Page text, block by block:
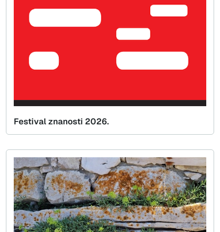
Festival znanosti 2026.